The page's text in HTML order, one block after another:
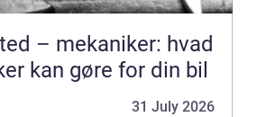
– mekaniker: hvad
kan gøre for din bil
31 July 2026